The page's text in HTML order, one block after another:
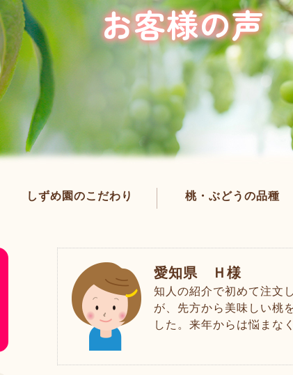
お客様の声
しずめ園のこだわり 桃・ぶどうの品種
愛知県 Ｈ様
知人の紹介で初めて注文
が、先方から美味しい桃
した。来年からは悩まな